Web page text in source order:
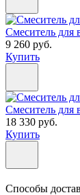
Смеситель для
9 260 руб.
Купить
Смеситель для
18 330 руб.
Купить
Способы